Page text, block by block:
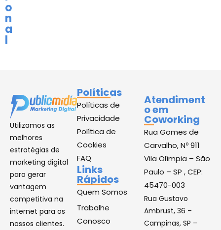
o
n
a
l
Utilizamos as
melhores
estratégias de
marketing digital
para gerar
vantagem
competitiva na
internet para os
nossos clientes.
Políticas
Políticas de
Privacidade
Política de
Cookies
FAQ
Links
Rápidos
Quem Somos
Trabalhe
Conosco
Atendiment
o em
Coworking
Rua Gomes de
Carvalho, Nº 911
Vila Olímpia – São
Paulo – SP , CEP:
45470-003
Rua Gustavo
Ambrust, 36 –
Campinas, SP –